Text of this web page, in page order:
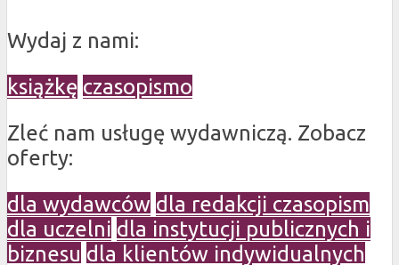
Wydaj z nami:
książkę czasopismo
Zleć nam usługę wydawniczą. Zobacz
oferty:
dla wydawców dla redakcji czasopism
dla uczelni dla instytucji publicznych i
biznesu dla klientów indywidualnych